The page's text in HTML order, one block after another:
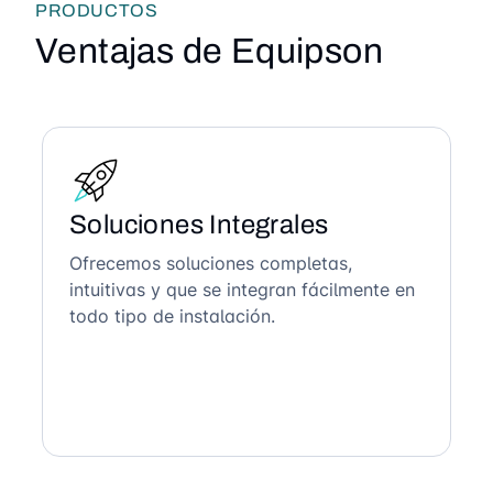
PRODUCTOS
Ventajas de Equipson
Soluciones Integrales
Ofrecemos soluciones completas,
intuitivas y que se integran fácilmente en
todo tipo de instalación.